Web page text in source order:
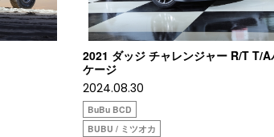
2021 ダッジ チャレンジャー R/T T/A
ケージ
2024.08.30
BuBu BCD
BUBU / ミツオカ